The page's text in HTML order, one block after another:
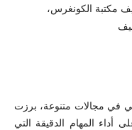
مكتبة الكونغرس،
في مجالات متنوعة، برزت
أداء المهام الدقيقة التي